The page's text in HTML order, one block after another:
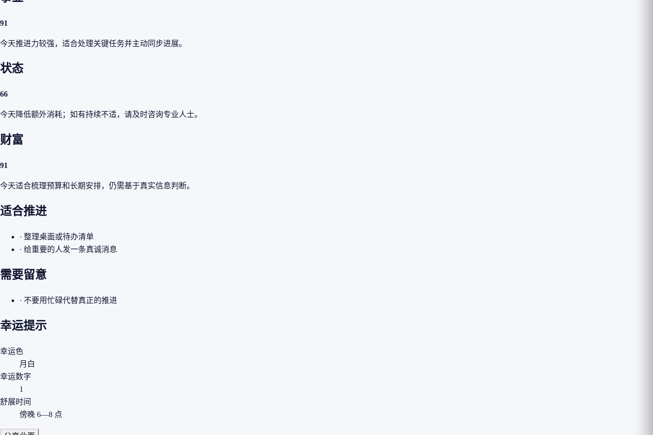
91
今天推进力较强，适合处理关键任务并主动同步进展。
状态
66
今天降低额外消耗；如有持续不适，请及时咨询专业人士。
财富
91
今天适合梳理预算和长期安排，仍需基于真实信息判断。
适合推进
· 整理桌面或待办清单
· 给重要的人发一条真诚消息
需要留意
· 不要用忙碌代替真正的推进
幸运提示
幸运色
月白
幸运数字
1
舒展时间
傍晚 6—8 点